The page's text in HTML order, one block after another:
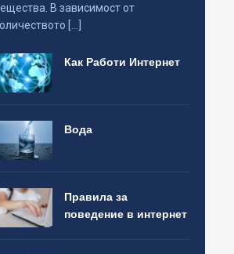
В зависимост от
[…]
Как Работи Интернет
Вода
Правила за
поведение в интернет